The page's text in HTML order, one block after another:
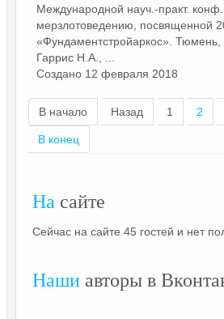
Международной науч.-практ.
мерзлотоведению,
«Фундаментстройаркос». Тюмень,
Гаррис Н.А., ...
Создано 12 февраля 2018
В начало Назад 1 2
В конец
На сайте
Сейчас на сайте 45 гостей и нет
Наши авторы в